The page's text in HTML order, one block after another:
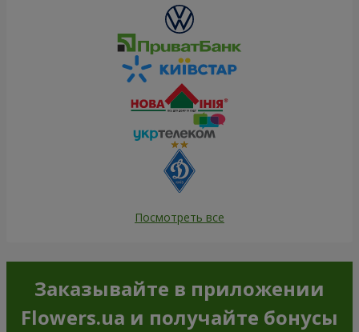
Посмотреть все
Заказывайте в приложении
Flowers.ua и получайте бонусы